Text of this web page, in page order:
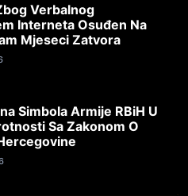
Verbalnog
Interneta Osuđen Na
Mjeseci Zatvora
Simbola Armije RBiH U
Sa Zakonom O